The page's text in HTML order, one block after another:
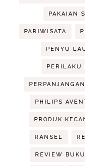
PAKAIAN
PARIWISATA
PENYU
PERILAKU
PHILIPS
PRODUK
RANSEL
REVIEW BUKU